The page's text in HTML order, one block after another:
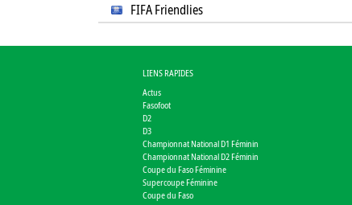
FIFA Friendlies
LIENS RAPIDES
Actus
Fasofoot
D2
D3
Championnat National D1 Féminin
Championnat National D2 Féminin
Coupe du Faso Féminine
Supercoupe Féminine
Coupe du Faso